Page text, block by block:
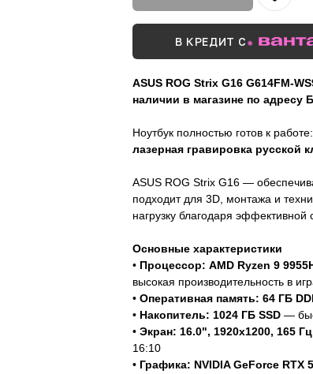
В КРЕДИТ С
ASUS ROG Strix G16 G614FM-
наличии в магазине по адресу
Ноутбук полностью готов к
лазерная гравировка русской
ASUS ROG Strix G16 —
подходит для 3D, монтажа и
нагрузку благодаря
Основные характеристики
• Процессор: AMD Ryzen 9
высокая производительность в
• Оперативная память: 64 ГБ
• Накопитель: 1024 ГБ SSD —
• Экран: 16.0", 1920x1200, 165
16:10
• Графика: NVIDIA GeForce RTX